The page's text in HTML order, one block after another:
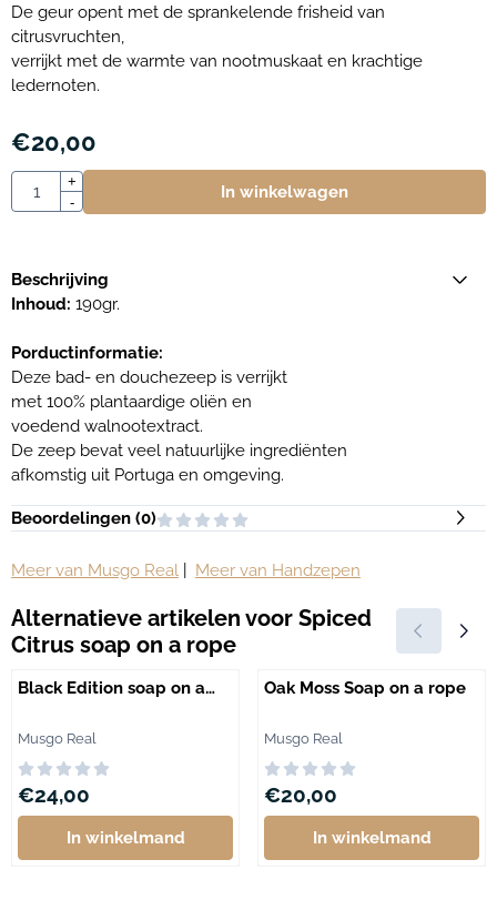
De geur opent met de sprankelende frisheid van
citrusvruchten,
verrijkt met de warmte van nootmuskaat en krachtige
ledernoten.
€20,00
Aantal
+
-
In winkelwagen
Beschrijving
Inhoud: 190gr.
Porductinformatie:
Deze bad- en douchezeep is verrijkt
met 100% plantaardige oliën en
voedend walnootextract.
De zeep bevat veel natuurlijke ingrediënten
afkomstig uit Portuga en omgeving.
Beoordelingen (0)
Meer van Musgo Real Meer van Handzepen
Alternatieve artikelen voor Spiced
Citrus soap on a rope
Black Edition soap on a
Merk:
Musgo Real
Prijs: 24,00
€24,00
In winkelmand
Oak Moss Soap on a rope
Merk:
Musgo Real
Prijs: 20,00
€20,00
In winkelmand